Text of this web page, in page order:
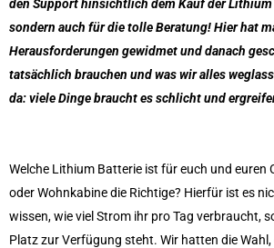
den Support hinsichtlich dem Kauf der Lithium
sondern auch für die tolle Beratung! Hier hat
Herausforderungen gewidmet und danach
tatsächlich brauchen und was wir alles
da: viele Dinge braucht es schlicht und
Welche Lithium Batterie ist für euch und euren
oder Wohnkabine die Richtige? Hierfür ist es
wissen, wie viel Strom ihr pro Tag verbraucht,
Platz zur Verfügung steht. Wir hatten die